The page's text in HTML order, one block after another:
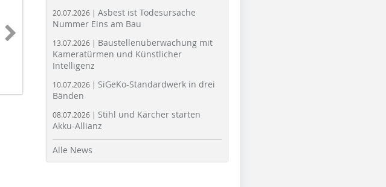
Foto: Heck Wall Systems
20.07.2026 | Asbest ist Todesursache
Nummer Eins am Bau
13.07.2026 | Baustellenüberwachung mit
Kameratürmen und Künstlicher
Intelligenz
10.07.2026 | SiGeKo-Standardwerk in drei
Bänden
08.07.2026 | Stihl und Kärcher starten
Akku-Allianz
Alle News